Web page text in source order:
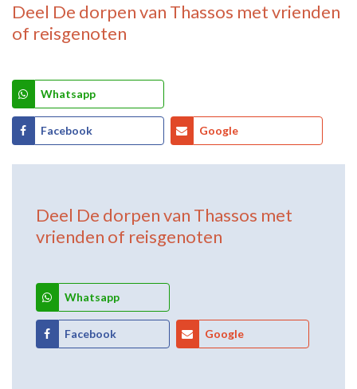
Deel De dorpen van Thassos met vrienden
of reisgenoten
Whatsapp
Facebook Google
Deel De dorpen van Thassos met
vrienden of reisgenoten
Whatsapp
Facebook Google